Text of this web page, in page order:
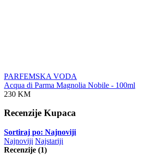
PARFEMSKA VODA
Acqua di Parma Magnolia Nobile - 100ml
230 KM
Recenzije Kupaca
Sortiraj po: Najnoviji
Najnoviji Najstariji
Recenzije (1)